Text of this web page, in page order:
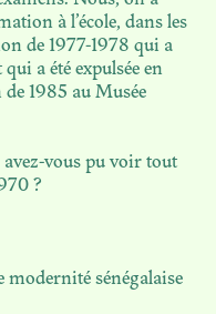
à l’école, dans les
de 1977-1978 qui a
a été expulsée en
1985 au Musée
avez-vous pu voir tout
?
modernité sénégalaise